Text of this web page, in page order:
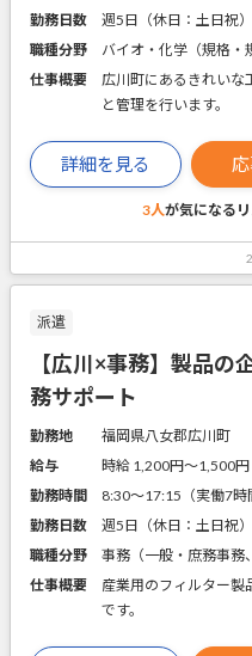
勤務日数
週5日（休日：土日祝）
職種分野
バイオ・化学（規格・
仕事概要
広川町にあるきれいな
と管理を行います。
詳細を見る
3人が気になる
派遣
【広川×事務】製品の
務サポート
勤務地
福岡県八女郡広川町
給与
時給 1,200円〜1,500円
勤務時間
8:30～17:15（実働7時
勤務日数
週5日（休日：土日祝）
職種分野
事務（一般・庶務事務
仕事概要
産業用のフィルター製
です。